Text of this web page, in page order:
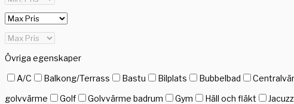
Övriga egenskaper
A/C
Balkong/Terrass Bastu Bilplats Bubbelbad
golvvärme
Golf Golvvärme badrum Gym Häll och fläkt